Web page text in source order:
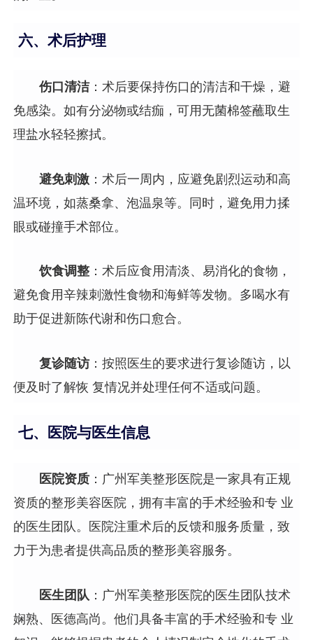
六、术后护理
伤口清洁：术后要保持伤口的清洁和干燥，避
免感染。如有分泌物或结痂，可用无菌棉签蘸取生
理盐水轻轻擦拭。
避免刺激：术后一周内，应避免剧烈运动和高
温环境，如蒸桑拿、泡温泉等。同时，避免用力揉
眼或碰撞手术部位。
饮食调整：术后应食用清淡、易消化的食物，
避免食用辛辣刺激性食物和海鲜等发物。多喝水有
助于促进新陈代谢和伤口愈合。
复诊随访：按照医生的要求进行复诊随访，以
便及时了解恢 复情况并处理任何不适或问题。
七、医院与医生信息
医院资质：广州军美整形医院是一家具有正规
资质的整形美容医院，拥有丰富的手术经验和专 业
的医生团队。医院注重术后的反馈和服务质量，致
力于为患者提供高品质的整形美容服务。
医生团队 ：广州军美整形医院的医生团队技术
娴熟、医德高尚。他们具备丰富的手术经验和专 业